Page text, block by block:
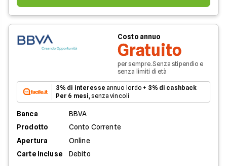
Costo annuo
Gratuito
per sempre. Senza stipendio e
senza limiti di età
3% di interesse annuo lordo + 3% di cashback
Per 6 mesi , senza vincoli
Banca
BBVA
Prodotto
Conto Corrente
Apertura
Online
Carte incluse
Debito